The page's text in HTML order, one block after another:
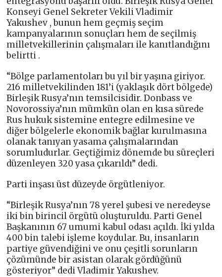
Konseyi Genel Sekreter Vekili Vladimir
Yakushev , bunun hem geçmiş seçim
kampanyalarının sonuçları hem de seçilmiş
milletvekillerinin çalışmaları ile kanıtlandığını
belirtti .
“Bölge parlamentoları bu yıl bir yaşına giriyor.
216 milletvekilinden 181’i (yaklaşık dört bölgede)
Birleşik Rusya’nın temsilcisidir. Donbass ve
Novorossiya’nın mümkün olan en kısa sürede
Rus hukuk sistemine entegre edilmesine ve
diğer bölgelerle ekonomik bağlar kurulmasına
olanak tanıyan yasama çalışmalarından
sorumludurlar. Geçtiğimiz dönemde bu süreçleri
düzenleyen 320 yasa çıkarıldı” dedi.
Parti inşası üst düzeyde örgütleniyor.
“Birleşik Rusya’nın 78 yerel şubesi ve neredeyse
iki bin birincil örgütü oluşturuldu. Parti Genel
Başkanının 67 umumi kabul odası açıldı. İki yılda
400 bin talebi işleme koydular. Bu, insanların
partiye güvendiğini ve onu çeşitli sorunların
çözümünde bir asistan olarak gördüğünü
gösteriyor” dedi Vladimir Yakushev.